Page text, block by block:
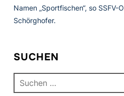
Namen „Sportfischen“, so SSFV-
Schörghofer.
SUCHEN
Suchen
nach: